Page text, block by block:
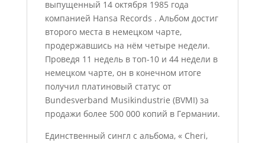
выпущенный 14 октября 1985 года
компанией Hansa Records . Альбом достиг
второго места в немецком чарте,
продержавшись на нём четыре недели.
Проведя 11 недель в топ-10 и 44 недели в
немецком чарте, он в конечном итоге
получил платиновый статус от
Bundesverband Musikindustrie (BVMI) за
продажи более 500 000 копий в Германии.
Единственный сингл с альбома, « Cheri,